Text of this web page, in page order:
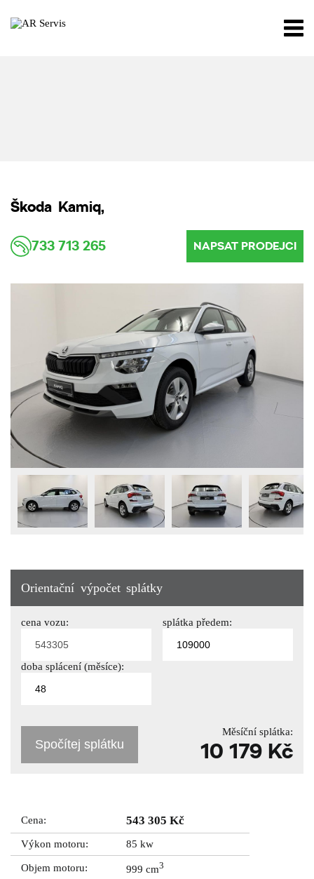
Škoda Kamiq,
733 713 265 NAPSAT PRODEJCI
Orientační výpočet splátky
cena vozu: splátka předem:
doba splácení (měsíce):
Spočítej splátku
Měsíční splátka:
10 179 Kč
Cena: 543 305 Kč
Výkon motoru: 85 kw
Objem motoru: 999 cm3